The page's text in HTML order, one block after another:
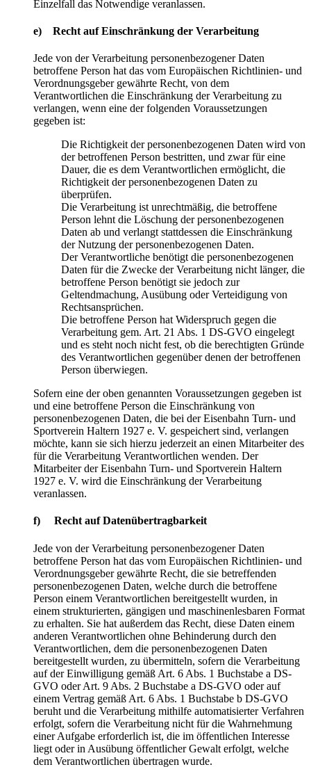
Einzelfall das Notwendige veranlassen.
e) Recht auf Einschränkung der Verarbeitung
Jede von der Verarbeitung personenbezogener Daten
betroffene Person hat das vom Europäischen Richtlinien- und
Verordnungsgeber gewährte Recht, von dem
Verantwortlichen die Einschränkung der Verarbeitung zu
verlangen, wenn eine der folgenden Voraussetzungen
gegeben ist:
Die Richtigkeit der personenbezogenen Daten wird von
der betroffenen Person bestritten, und zwar für eine
Dauer, die es dem Verantwortlichen ermöglicht, die
Richtigkeit der personenbezogenen Daten zu
überprüfen.
Die Verarbeitung ist unrechtmäßig, die betroffene
Person lehnt die Löschung der personenbezogenen
Daten ab und verlangt stattdessen die Einschränkung
der Nutzung der personenbezogenen Daten.
Der Verantwortliche benötigt die personenbezogenen
Daten für die Zwecke der Verarbeitung nicht länger, die
betroffene Person benötigt sie jedoch zur
Geltendmachung, Ausübung oder Verteidigung von
Rechtsansprüchen.
Die betroffene Person hat Widerspruch gegen die
Verarbeitung gem. Art. 21 Abs. 1 DS-GVO eingelegt
und es steht noch nicht fest, ob die berechtigten Gründe
des Verantwortlichen gegenüber denen der betroffenen
Person überwiegen.
Sofern eine der oben genannten Voraussetzungen gegeben ist
und eine betroffene Person die Einschränkung von
personenbezogenen Daten, die bei der Eisenbahn Turn- und
Sportverein Haltern 1927 e. V. gespeichert sind, verlangen
möchte, kann sie sich hierzu jederzeit an einen Mitarbeiter des
für die Verarbeitung Verantwortlichen wenden. Der
Mitarbeiter der Eisenbahn Turn- und Sportverein Haltern
1927 e. V. wird die Einschränkung der Verarbeitung
veranlassen.
f) Recht auf Datenübertragbarkeit
Jede von der Verarbeitung personenbezogener Daten
betroffene Person hat das vom Europäischen Richtlinien- und
Verordnungsgeber gewährte Recht, die sie betreffenden
personenbezogenen Daten, welche durch die betroffene
Person einem Verantwortlichen bereitgestellt wurden, in
einem strukturierten, gängigen und maschinenlesbaren Format
zu erhalten. Sie hat außerdem das Recht, diese Daten einem
anderen Verantwortlichen ohne Behinderung durch den
Verantwortlichen, dem die personenbezogenen Daten
bereitgestellt wurden, zu übermitteln, sofern die Verarbeitung
auf der Einwilligung gemäß Art. 6 Abs. 1 Buchstabe a DS-
GVO oder Art. 9 Abs. 2 Buchstabe a DS-GVO oder auf
einem Vertrag gemäß Art. 6 Abs. 1 Buchstabe b DS-GVO
beruht und die Verarbeitung mithilfe automatisierter Verfahren
erfolgt, sofern die Verarbeitung nicht für die Wahrnehmung
einer Aufgabe erforderlich ist, die im öffentlichen Interesse
liegt oder in Ausübung öffentlicher Gewalt erfolgt, welche
dem Verantwortlichen übertragen wurde.